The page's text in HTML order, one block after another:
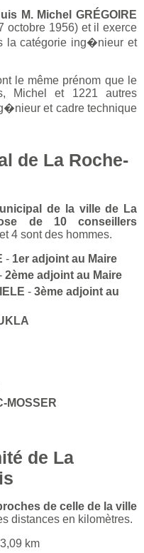
M. Michel GRÉGOIRE
octobre 1956) et il exerce
la catégorie ing�nieur et
le même prénom que le
Michel et 1221 autres
et cadre technique
de La Roche-
de la ville de La
de 10 conseillers
4 sont des hommes.
- 1er adjoint au Maire
2ème adjoint au Maire
- 3ème adjoint au
MOSSER
de La
de celle de la ville
distances en kilomètres.
km